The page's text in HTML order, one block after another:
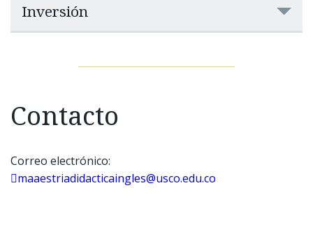
Inversión
Contacto
Correo electrónico:
maaestriadidacticaingles@usco.edu.co